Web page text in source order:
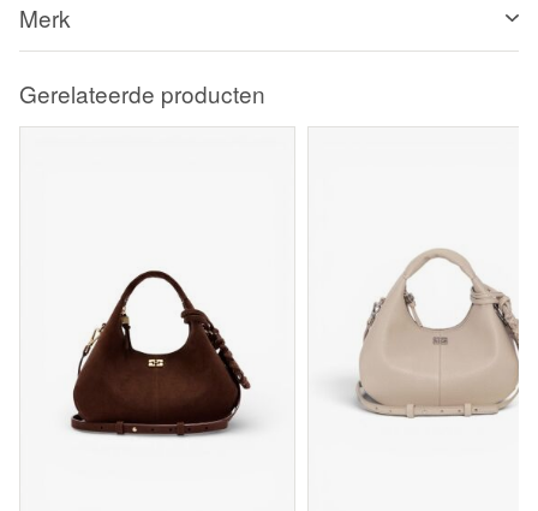
Merk
Gerelateerde producten